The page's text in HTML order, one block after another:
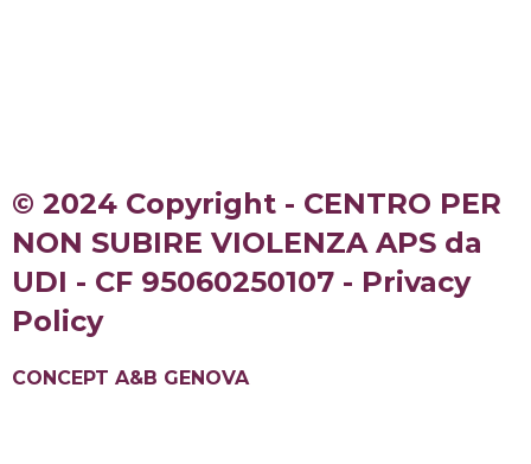
© 2024 Copyright - CENTRO PER
NON SUBIRE VIOLENZA APS da
UDI - CF 95060250107 - Privacy
Policy
CONCEPT A&B GENOVA